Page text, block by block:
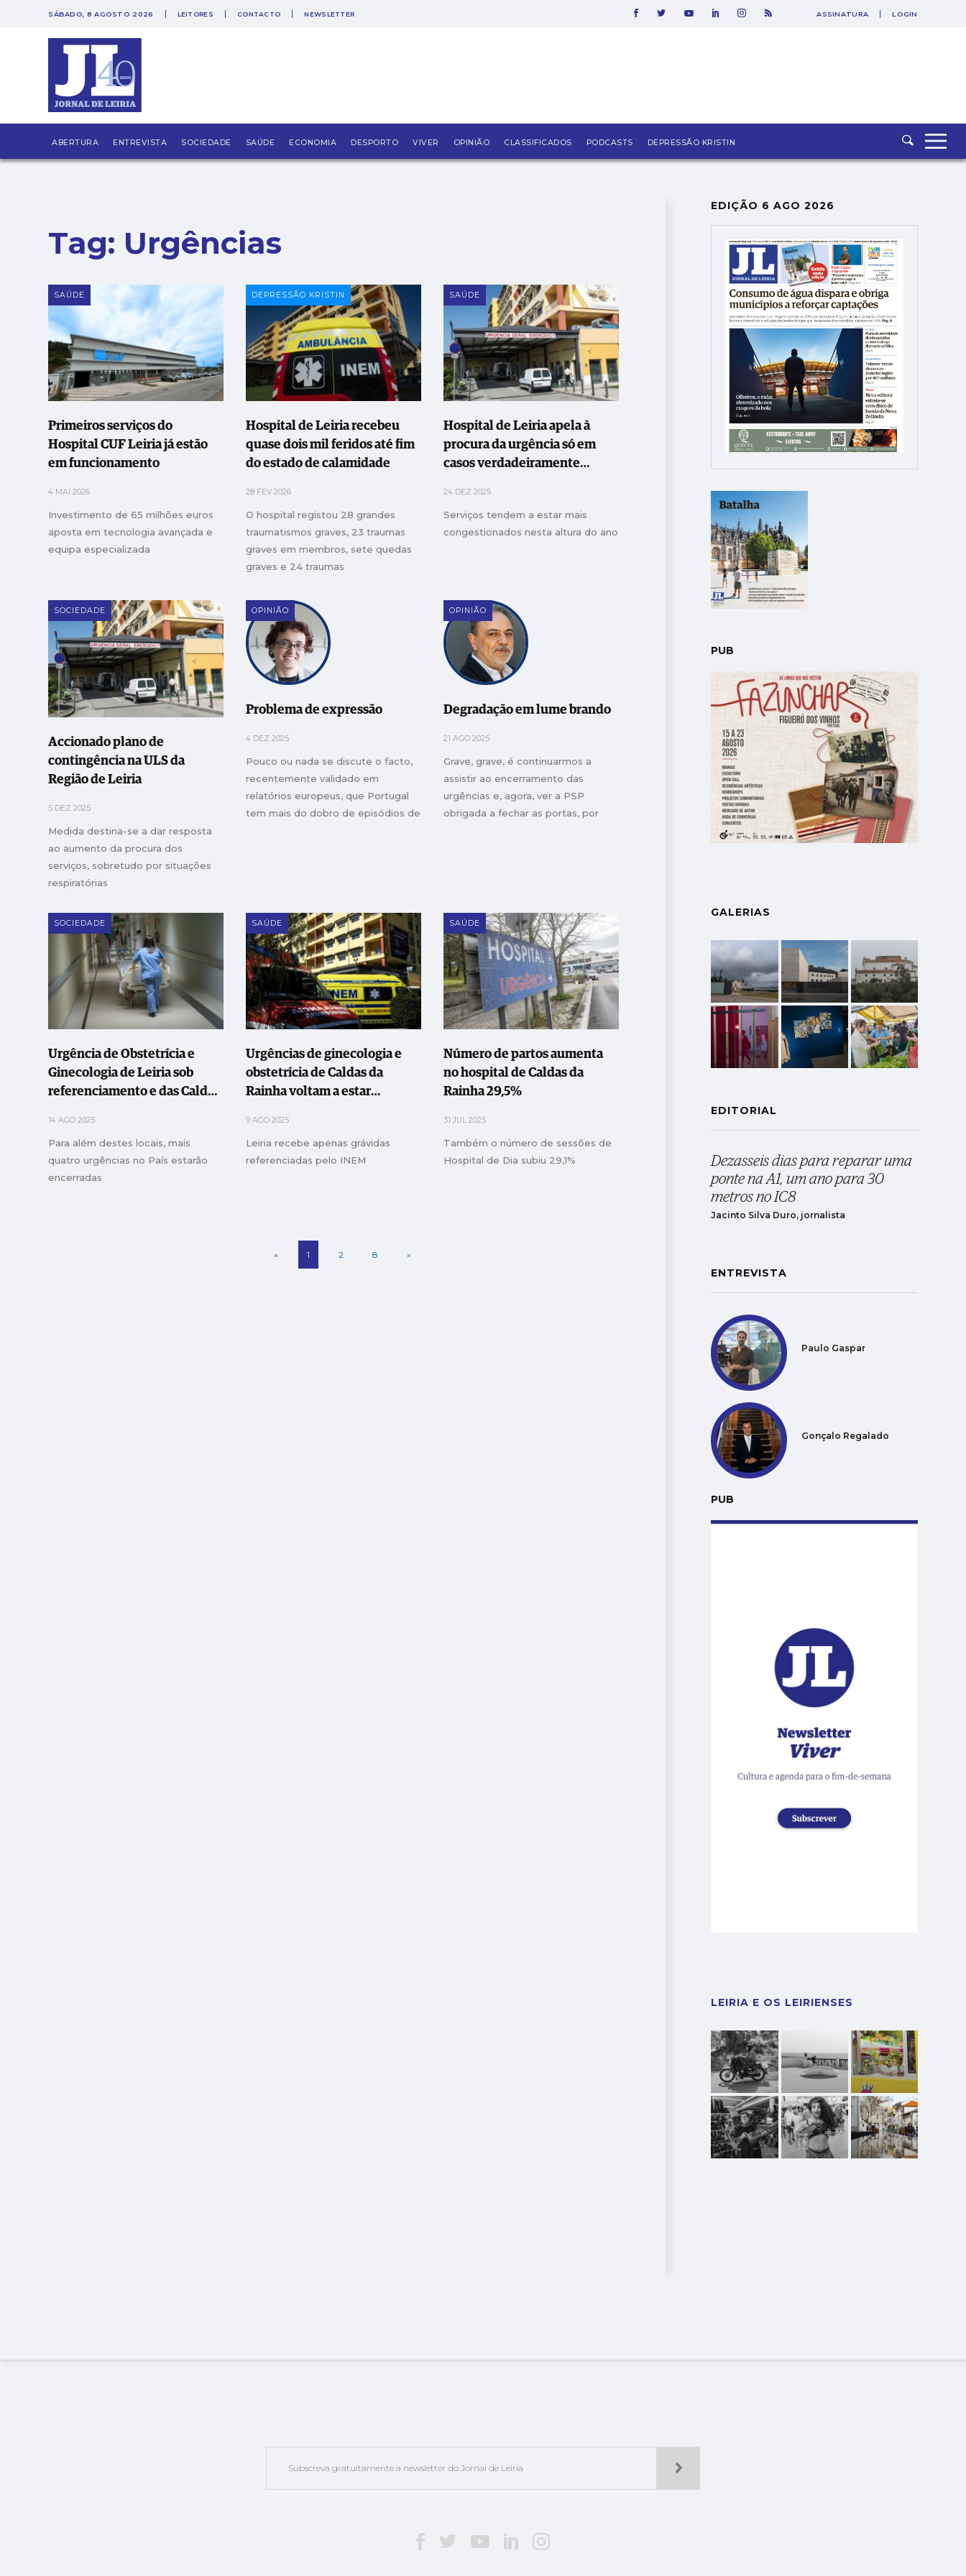
SAIR
SÁBADO, 8 AGOSTO 2026 LEITORES CONTACTO NEWSLETTER ASSINATURA LOGIN
ABERTURA ENTREVISTA SOCIEDADE SAÚDE ECONOMIA DESPORTO VIVER OPINIÃO CLASSIFICADOS PODCASTS DEPRESSÃO KRISTIN
Tag: Urgências
SAÚDE
Primeiros serviços do
Hospital CUF Leiria já estão
em funcionamento
4 MAI 2026
Investimento de 65 milhões euros
aposta em tecnologia avançada e
equipa especializada
DEPRESSÃO KRISTIN
Hospital de Leiria recebeu
quase dois mil feridos até fim
do estado de calamidade
28 FEV 2026
O hospital registou 28 grandes
traumatismos graves, 23 traumas
graves em membros, sete quedas
graves e 24 traumas
graves
SAÚDE
Hospital de Leiria apela à
procura da urgência só em
casos verdadeiramente
24 DEZ 2025
Serviços tendem a estar mais
congestionados nesta altura do ano
SOCIEDADE
Accionado plano de
contingência na ULS da
Região de Leiria
5 DEZ 2025
Medida destina-se a dar resposta
ao aumento da procura dos
serviços, sobretudo por situações
respiratórias
OPINIÃO
Problema de expressão
4 DEZ 2025
Pouco ou nada se discute o facto,
recentemente validado em
relatórios europeus, que Portugal
tem mais do dobro de episódios de
OPINIÃO
Degradação em lume brando
21 AGO 2025
Grave, grave, é continuarmos a
assistir ao encerramento das
urgências e, agora, ver a PSP
obrigada a fechar as portas, por
SOCIEDADE
Urgência de Obstetrícia e
Ginecologia de Leiria sob
referenciamento e das Caldas
14 AGO 2025
Para além destes locais, mais
quatro urgências no País estarão
encerradas
SAÚDE
Urgências de ginecologia e
obstetrícia de Caldas da
Rainha voltam a estar
9 AGO 2025
Leiria recebe apenas grávidas
referenciadas pelo INEM
SAÚDE
Número de partos aumenta
no hospital de Caldas da
Rainha 29,5%
31 JUL 2025
Também o número de sessões de
Hospital de Dia subiu 29,1%
« 1 2 8 »
EDIÇÃO 6 AGO 2026
PUB
GALERIAS
EDITORIAL
Dezasseis dias para reparar uma
ponte na A1, um ano para 30
metros no IC8
Jacinto Silva Duro, jornalista
ENTREVISTA
Paulo Gaspar
Gonçalo Regalado
PUB
LEIRIA E OS LEIRIENSES